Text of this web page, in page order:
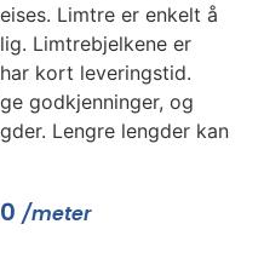
Limtre er enkelt å
Limtrebjelkene er
kort leveringstid.
godkjenninger, og
Lengre lengder kan
/meter